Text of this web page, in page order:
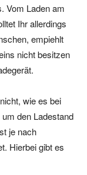
Vom Laden am
Ihr allerdings
empiehlt
nicht besitzen
wie es bei
den Ladestand
je nach
Hierbei gibt es